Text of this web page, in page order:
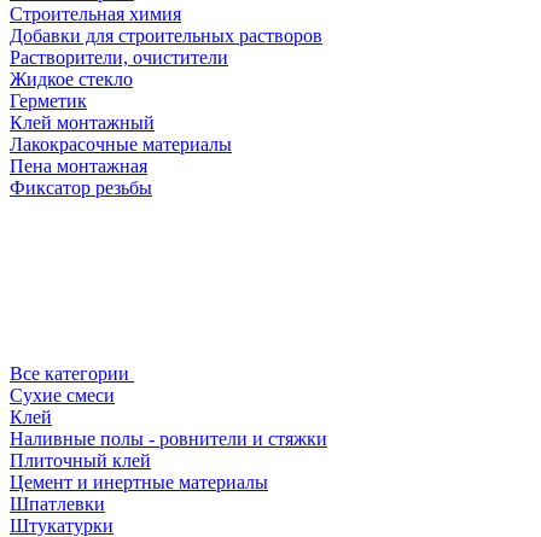
Строительная химия
Добавки для строительных растворов
Растворители, очистители
Жидкое стекло
Герметик
Клей монтажный
Лакокрасочные материалы
Пена монтажная
Фиксатор резьбы
Все категории
Сухие смеси
Клей
Наливные полы - ровнители и стяжки
Плиточный клей
Цемент и инертные материалы
Шпатлевки
Штукатурки